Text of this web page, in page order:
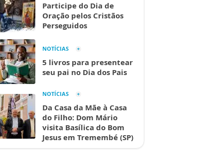
Participe do Dia de
Oração pelos Cristãos
Perseguidos
NOTÍCIAS
5 livros para presentear
seu pai no Dia dos Pais
NOTÍCIAS
Da Casa da Mãe à Casa
do Filho: Dom Mário
visita Basílica do Bom
Jesus em Tremembé (SP)